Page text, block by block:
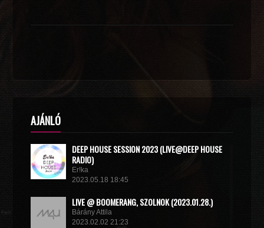
AJÁNLÓ
DEEP HOUSE SESSION 2023 (LIVE@DEEP HOUSE
RADIO)
Er!ka
2023.05.18 18:45
LIVE @ BOOMERANG, SZOLNOK (2023.01.28.)
Bárány Attila
2023.02.02 21:23